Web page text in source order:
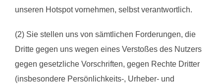
unseren Hotspot vornehmen, selbst verantwortlich.
(2) Sie stellen uns von sämtlichen Forderungen, die
Dritte gegen uns wegen eines Verstoßes des Nutzers
gegen gesetzliche Vorschriften, gegen Rechte Dritter
(insbesondere Persönlichkeits-, Urheber- und